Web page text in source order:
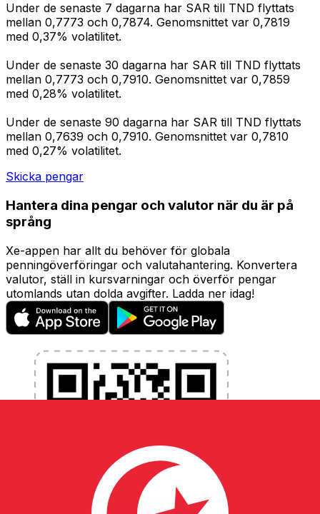
Under de senaste 7 dagarna har SAR till TND flyttats
mellan 0,7773 och 0,7874. Genomsnittet var 0,7819
med 0,37% volatilitet.
Under de senaste 30 dagarna har SAR till TND flyttats
mellan 0,7773 och 0,7910. Genomsnittet var 0,7859
med 0,28% volatilitet.
Under de senaste 90 dagarna har SAR till TND flyttats
mellan 0,7639 och 0,7910. Genomsnittet var 0,7810
med 0,27% volatilitet.
Skicka pengar
Hantera dina pengar och valutor när du är på
språng
Xe-appen har allt du behöver för globala
penningöverföringar och valutahantering. Konvertera
valutor, ställ in kursvarningar och överför pengar
utomlands utan dolda avgifter. Ladda ner idag!